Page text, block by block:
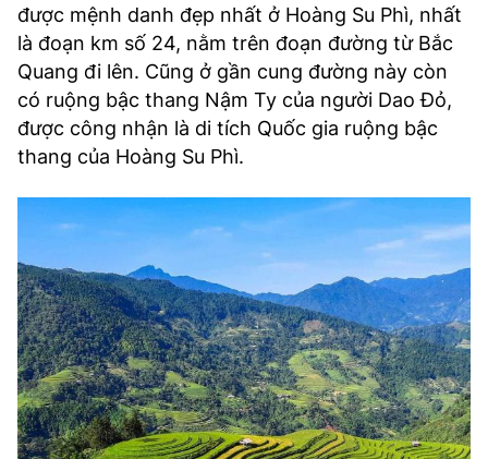
được mệnh danh đẹp nhất ở Hoàng Su Phì, nhất
là đoạn km số 24, nằm trên đoạn đường từ Bắc
Quang đi lên. Cũng ở gần cung đường này còn
có ruộng bậc thang Nậm Ty của người Dao Đỏ,
được công nhận là di tích Quốc gia ruộng bậc
thang của Hoàng Su Phì.